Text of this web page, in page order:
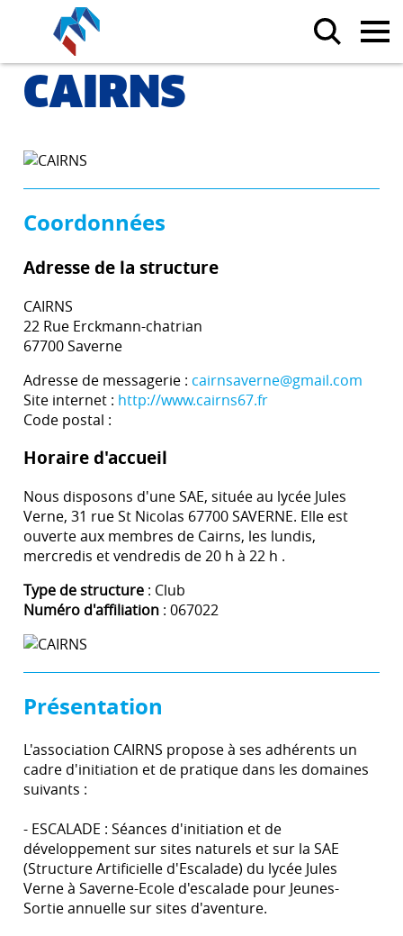
CAIRNS
Coordonnées
Adresse de la structure
CAIRNS
22 Rue Erckmann-chatrian
67700 Saverne
Adresse de messagerie : cairnsaverne@gmail.com
Site internet : http://www.cairns67.fr
Code postal :
Horaire d'accueil
Nous disposons d'une SAE, située au lycée Jules
Verne, 31 rue St Nicolas 67700 SAVERNE. Elle est
ouverte aux membres de Cairns, les lundis,
mercredis et vendredis de 20 h à 22 h .
Type de structure : Club
Numéro d'affiliation : 067022
Présentation
L'association CAIRNS propose à ses adhérents un
cadre d'initiation et de pratique dans les domaines
suivants :
- ESCALADE : Séances d'initiation et de
développement sur sites naturels et sur la SAE
(Structure Artificielle d'Escalade) du lycée Jules
Verne à Saverne-Ecole d'escalade pour Jeunes-
Sortie annuelle sur sites d'aventure.